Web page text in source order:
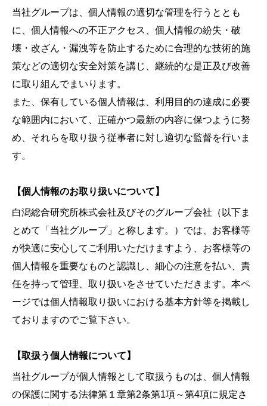
当社グループは、個人情報の適切な管理を行うととも
に、個人情報への不正アクセス、個人情報の紛失・破
壊・改ざん・漏洩等を防止するために合理的な技術的施
策などの適切な安全対策を講じ、継続的な是正及び改善
に取り組んでまいります。
また、保有している個人情報は、利用目的の達成に必要
な範囲内において、正確かつ最新の内容に保つように努
め、それらを取り扱う従事者に対し適切な監督を行いま
す。
【個人情報のお取り扱いについて】
白潟総合研究所株式会社及びそのグループ会社（以下ま
とめて「当社グループ」と称します。）では、お客様等
が快適に安心してご利用いただけますよう、お客様等の
個人情報を重要なものと認識し、細心の注意を払い、責
任を持って管理、取り扱いをさせていただきます。本ペ
ージでは個人情報取り扱いにおける基本方針等を掲載し
ておりますのでご覧下さい。
【取扱う個人情報について】
当社グループが個人情報として取扱うものは、個人情報
の保護に関する法律第１章第2条第1項～第4項に規定さ